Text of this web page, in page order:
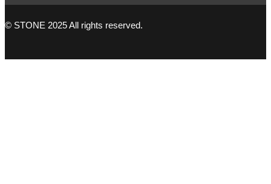
© STONE 2025 All rights reserved.